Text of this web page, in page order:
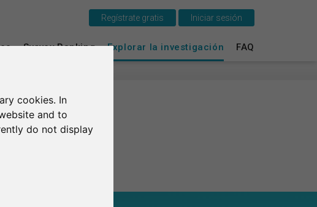
cookies. In
and to
do not display
Survey Ranking Explorar la investigación FAQ
Regístrate gratis Iniciar sesión
Esto es SurveyCircle